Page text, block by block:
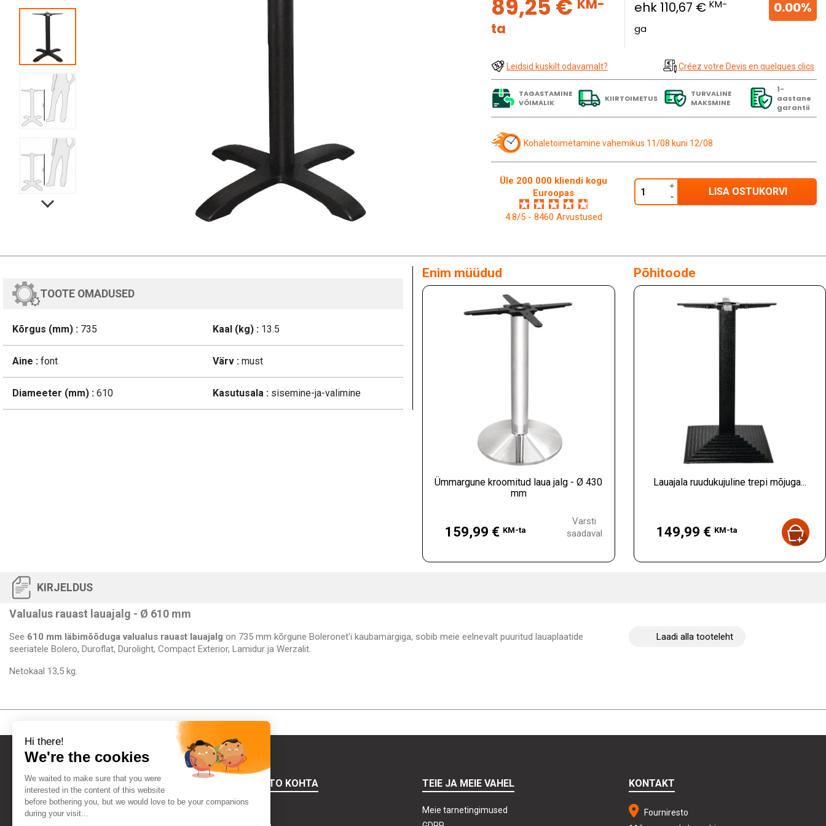
89,25 € KM-
ta
ehk 110,67 €KM-
ga
0.00%
Leidsid kuskilt odavamalt? Créez votre Devis en quelques clics
TAGASTAMINE
VÕIMALIK
KIIRTOIMETUS
TURVALINE
MAKSMINE
1-
aastane
garantii
Kohaletoimetamine vahemikus 11/08 kuni 12/08
Üle 200 000 kliendi kogu
Euroopas
4.8/5 - 8460 Arvustused
LISA OSTUKORVI
TOOTE OMADUSED
Kõrgus (mm) : 735 Kaal (kg) :13.5
Aine : font Värv :must
Diameeter (mm) : 610 Kasutusala :sisemine-ja-valimine
Enim müüdud
Ümmargune kroomitud laua jalg - Ø 430
mm
159,99 € KM-ta
Varsti
saadaval
Põhitoode
Lauajala ruudukujuline trepi mõjuga...
149,99 € KM-ta
KIRJELDUS
Valualus rauast lauajalg - Ø 610 mm
See 610 mm läbimõõduga valualus rauast lauajalg on 735 mm kõrgune Boleronet'i kaubamärgiga, sobib meie eelnevalt puuritud lauaplaatide
seeriatele Bolero, Duroflat, Durolight, Compact Exterior, Lamidur ja Werzalit.
Netokaal 13,5 kg.
Laadi alla tooteleht
FOURNIRESTO KOHTA TEIE JA MEIE VAHEL
Meie tarnetingimused
KONTAKT
Fourniresto